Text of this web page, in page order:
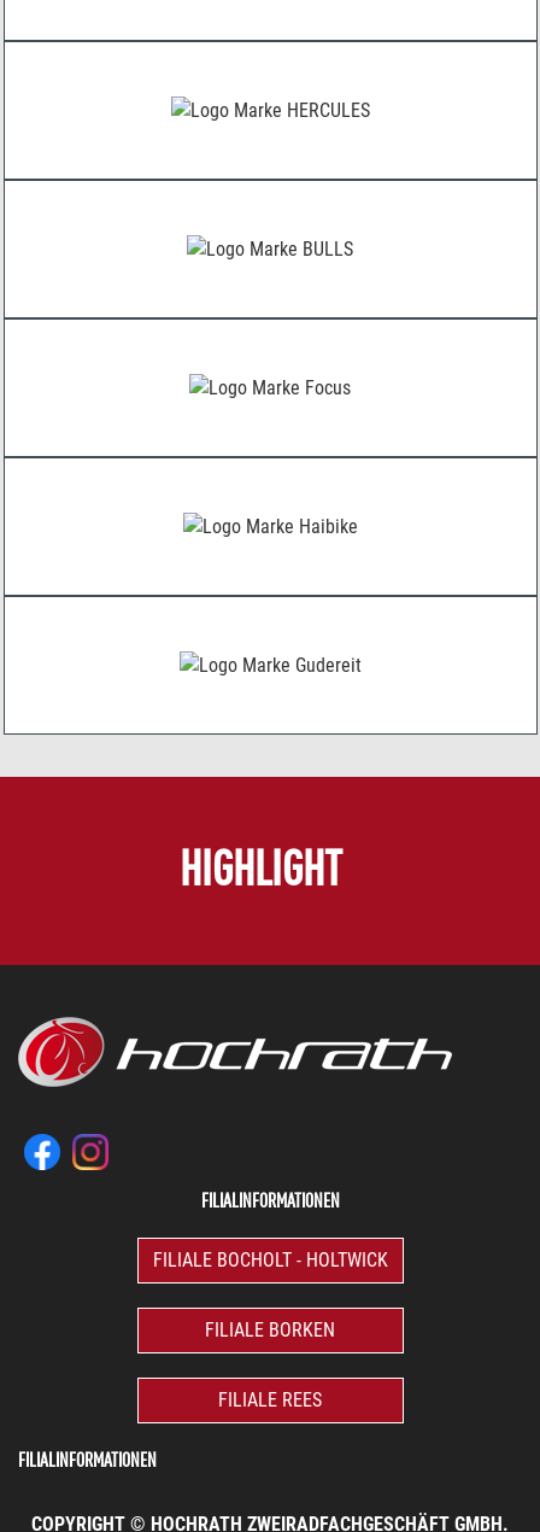
HIGHLIGHT
FILIALINFORMATIONEN
FILIALE BOCHOLT - HOLTWICK
FILIALE BORKEN
FILIALE REES
FILIALINFORMATIONEN
COPYRIGHT © HOCHRATH ZWEIRADFACHGESCHÄFT GMBH.